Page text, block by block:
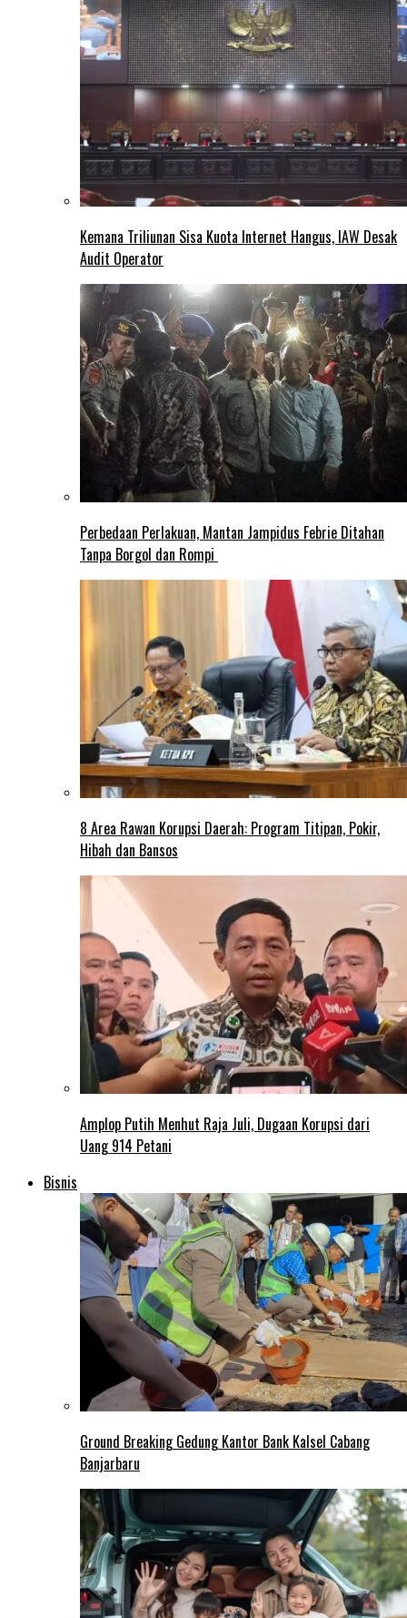
Kemana Triliunan Sisa Kuota Internet Hangus, IAW Desak
Audit Operator
Perbedaan Perlakuan, Mantan Jampidus Febrie Ditahan
Tanpa Borgol dan Rompi
8 Area Rawan Korupsi Daerah: Program Titipan, Pokir,
Hibah dan Bansos
Amplop Putih Menhut Raja Juli, Dugaan Korupsi dari
Uang 914 Petani
Bisnis
Ground Breaking Gedung Kantor Bank Kalsel Cabang
Banjarbaru